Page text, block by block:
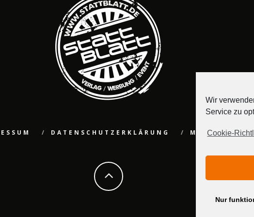
DATENSCHUTZERKLÄRUNG MEDIADATEN
Wir
Service zu
Cookie-
Nur